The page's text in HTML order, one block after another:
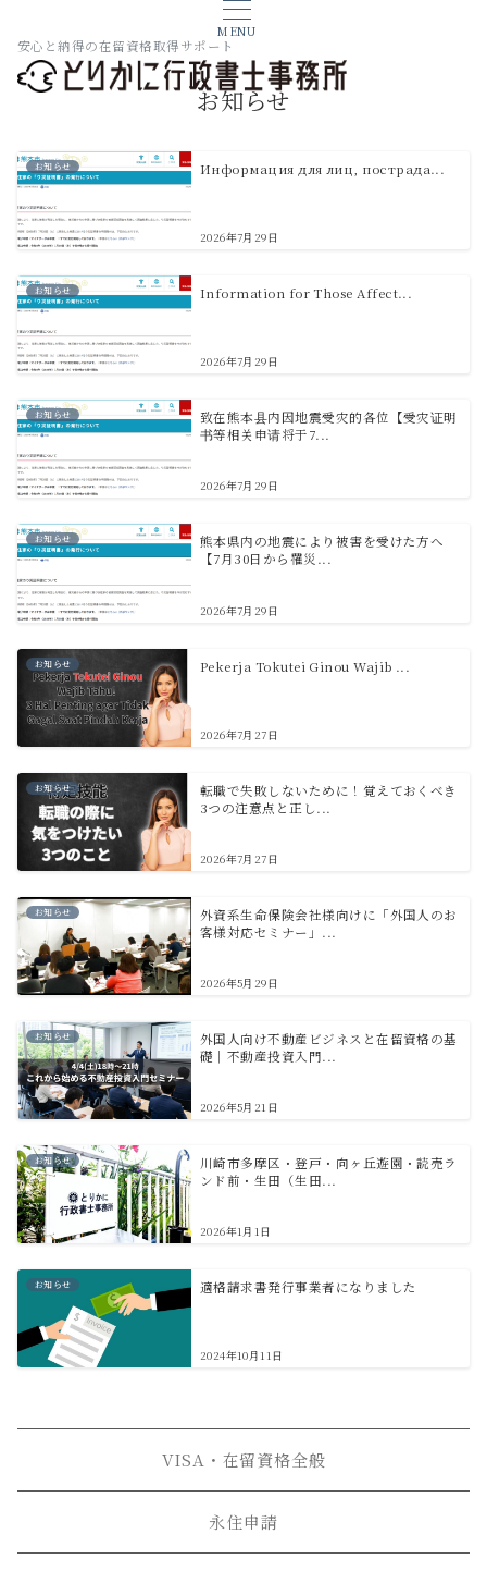
MENU
安心と納得の在留資格取得サポート
お知らせ
お知らせ Информация для лиц, пострада...
2026年7月29日
お知らせ Information for Those Affect...
2026年7月29日
お知らせ
致在熊本县内因地震受灾的各位【受灾证明
书等相关申请将于7...
2026年7月29日
お知らせ
熊本県内の地震により被害を受けた方へ
【7月30日から罹災...
2026年7月29日
お知らせ Pekerja Tokutei Ginou Wajib ...
2026年7月27日
お知らせ
転職で失敗しないために！覚えておくべき
3つの注意点と正し...
2026年7月27日
お知らせ
外資系生命保険会社様向けに「外国人のお
客様対応セミナー」...
2026年5月29日
お知らせ
外国人向け不動産ビジネスと在留資格の基
礎｜不動産投資入門...
2026年5月21日
お知らせ
川崎市多摩区・登戸・向ヶ丘遊園・読売ラ
ンド前・生田（生田...
2026年1月1日
お知らせ 適格請求書発行事業者になりました
2024年10月11日
VISA・在留資格全般
永住申請